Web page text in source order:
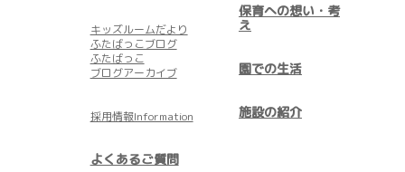
キッズルームだより
ふたばっこブログ
ふたばっこ
ブログアーカイブ
採用情報Information
よくあるご質問
保育への想い・考
え
園での生活
施設の紹介